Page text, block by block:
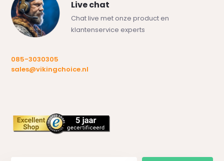
Live chat
Chat live met onze product en
klantenservice experts
085-3030305
sales@vikingchoice.nl